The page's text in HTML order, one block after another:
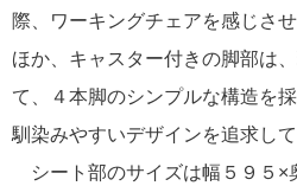
際、ワーキングチェアを感じさ
ほか、キャスター付きの脚部は
て、４本脚のシンプルな構造を
馴染みやすいデザインを追求して
シート部のサイズは幅５９５×